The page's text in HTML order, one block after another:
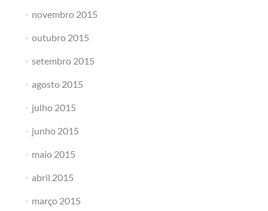
novembro 2015
outubro 2015
setembro 2015
agosto 2015
julho 2015
junho 2015
maio 2015
abril 2015
março 2015